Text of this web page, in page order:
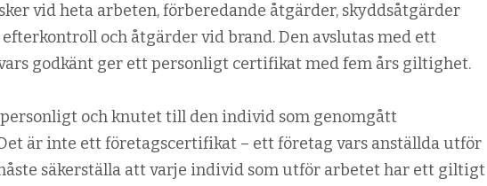
vid heta arbeten, förberedande åtgärder, skyddsåtgärder
och åtgärder vid brand. Den avslutas med ett
godkänt ger ett personligt certifikat med fem års giltighet.
och knutet till den individ som genomgått
är inte ett företagscertifikat – ett företag vars anställda utför
säkerställa att varje individ som utför arbetet har ett giltigt